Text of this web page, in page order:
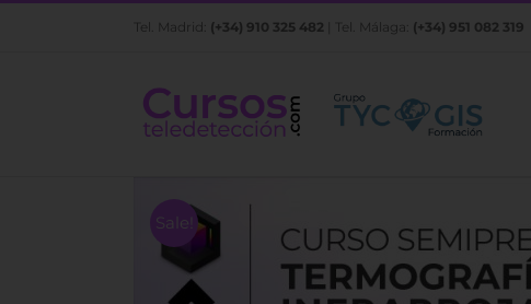
Saltar
Tel. Madrid: (+34) 910 325 482 | Tel. Málaga: (+34) 951 082 319
Sale!